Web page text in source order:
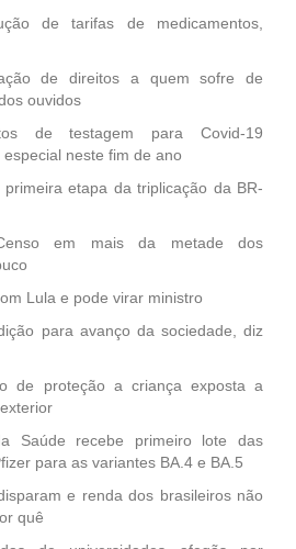
de tarifas de medicamentos,
de direitos a quem sofre de
ouvidos
de testagem para Covid-19
neste fim de ano
etapa da triplicação da BR-
em mais da metade dos
Lula e pode virar ministro
para avanço da sociedade, diz
de proteção a criança exposta a
Saúde recebe primeiro lote das
para as variantes BA.4 e BA.5
e renda dos brasileiros não
quê